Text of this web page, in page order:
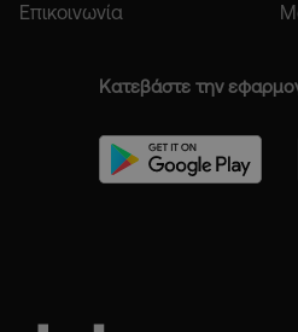
Επικοινωνία
Κατεβάστε την